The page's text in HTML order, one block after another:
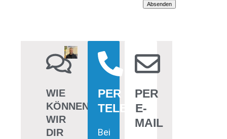
Absenden
WIE
KÖNNEN
WIR
DIR
PER
TELEFON
Bei
PER
E-
MAIL